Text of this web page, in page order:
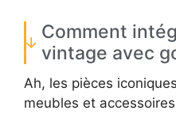
Comment
vintage avec
Ah, les pièces
meubles et